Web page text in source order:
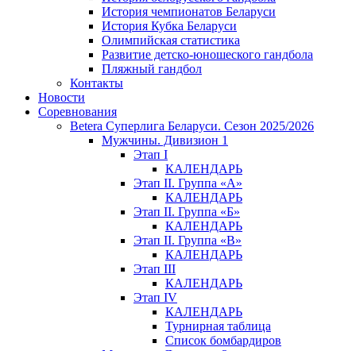
История чемпионатов Беларуси
История Кубка Беларуси
Олимпийская статистика
Развитие детско-юношеского гандбола
Пляжный гандбол
Контакты
Новости
Соревнования
Betera Суперлига Беларуси. Сезон 2025/2026
Мужчины. Дивизион 1
Этап I
КАЛЕНДАРЬ
Этап II. Группа «А»
КАЛЕНДАРЬ
Этап II. Группа «Б»
КАЛЕНДАРЬ
Этап II. Группа «В»
КАЛЕНДАРЬ
Этап III
КАЛЕНДАРЬ
Этап IV
КАЛЕНДАРЬ
Турнирная таблица
Список бомбардиров